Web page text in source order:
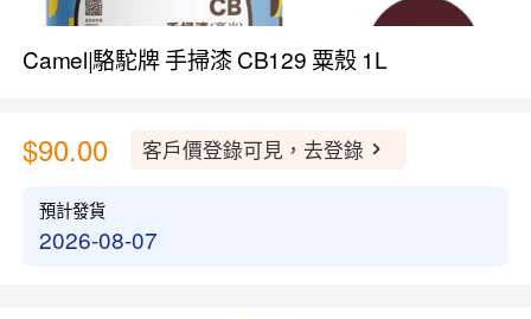
Camel|駱駝牌 手掃漆 CB129 粟殼 1L
$90.00 客戶價登錄可見，去登錄
預計發貨
2026-08-07